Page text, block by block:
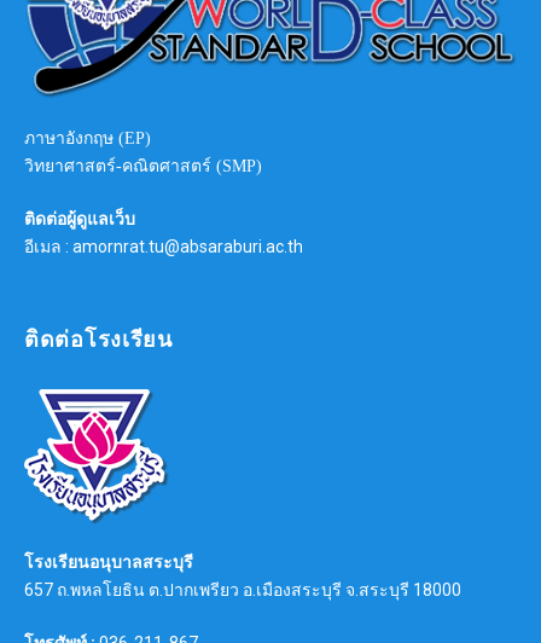
ภาษาอังกฤษ (EP)
วิทยาศาสตร์-คณิตศาสตร์ (SMP)
ติดต่อผู้ดูแลเว็บ
อีเมล : amornrat.tu@absaraburi.ac.th
ติดต่อโรงเรียน
โรงเรียนอนุบาลสระบุรี
657 ถ.พหลโยธิน ต.ปากเพรียว อ.เมืองสระบุรี จ.สระบุรี 18000